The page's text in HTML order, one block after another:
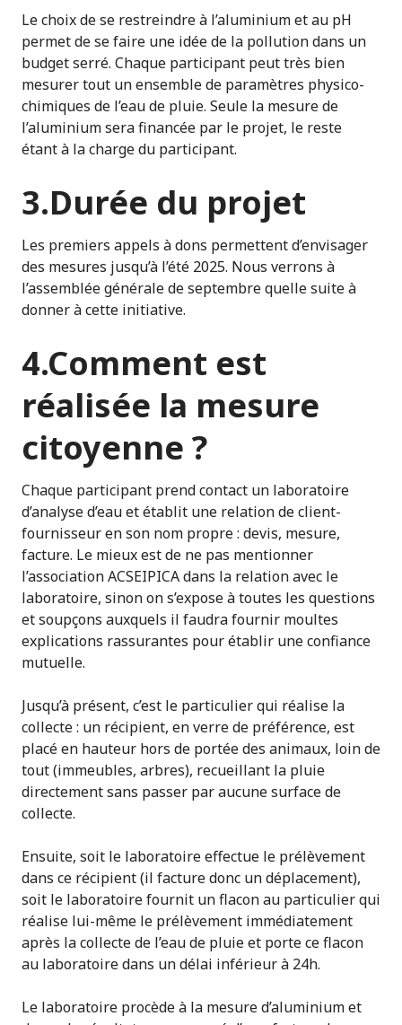
Le choix de se restreindre à l’aluminium et au pH
permet de se faire une idée de la pollution dans un
budget serré. Chaque participant peut très bien
mesurer tout un ensemble de paramètres physico-
chimiques de l’eau de pluie. Seule la mesure de
l’aluminium sera financée par le projet, le reste
étant à la charge du participant.
3.Durée du projet
Les premiers appels à dons permettent d’envisager
des mesures jusqu’à l’été 2025. Nous verrons à
l’assemblée générale de septembre quelle suite à
donner à cette initiative.
4.Comment est
réalisée la mesure
citoyenne ?
Chaque participant prend contact un laboratoire
d’analyse d’eau et établit une relation de client-
fournisseur en son nom propre : devis, mesure,
facture. Le mieux est de ne pas mentionner
l’association ACSEIPICA dans la relation avec le
laboratoire, sinon on s’expose à toutes les questions
et soupçons auxquels il faudra fournir moultes
explications rassurantes pour établir une confiance
mutuelle.
Jusqu’à présent, c’est le particulier qui réalise la
collecte : un récipient, en verre de préférence, est
placé en hauteur hors de portée des animaux, loin de
tout (immeubles, arbres), recueillant la pluie
directement sans passer par aucune surface de
collecte.
Ensuite, soit le laboratoire effectue le prélèvement
dans ce récipient (il facture donc un déplacement),
soit le laboratoire fournit un flacon au particulier qui
réalise lui-même le prélèvement immédiatement
après la collecte de l’eau de pluie et porte ce flacon
au laboratoire dans un délai inférieur à 24h.
Le laboratoire procède à la mesure d’aluminium et